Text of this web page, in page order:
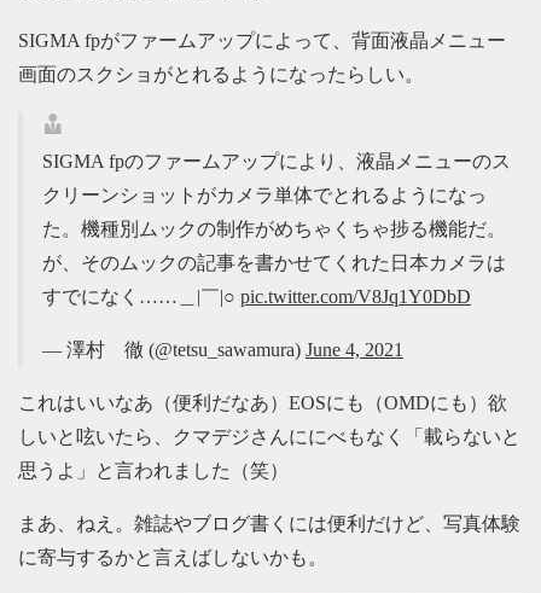
SIGMA fpがファームアップによって、背面液晶メニュー
画面のスクショがとれるようになったらしい。
SIGMA fpのファームアップにより、液晶メニューのス
クリーンショットがカメラ単体でとれるようになっ
た。機種別ムックの制作がめちゃくちゃ捗る機能だ。
が、そのムックの記事を書かせてくれた日本カメラは
すでになく……＿|￣|○ pic.twitter.com/V8Jq1Y0DbD
— 澤村 徹 (@tetsu_sawamura) June 4, 2021
これはいいなあ（便利だなあ）EOSにも（OMDにも）欲
しいと呟いたら、クマデジさんににべもなく「載らないと
思うよ」と言われました（笑）
まあ、ねえ。雑誌やブログ書くには便利だけど、写真体験
に寄与するかと言えばしないかも。